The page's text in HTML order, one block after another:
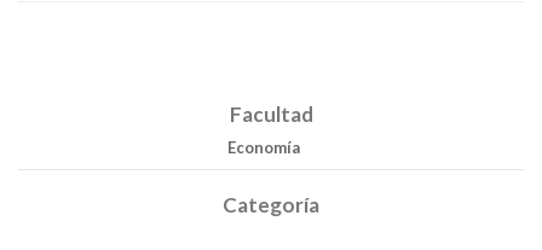
Facultad
Economía
Categoría